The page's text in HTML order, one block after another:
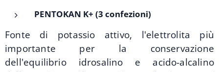
PENTOKAN K+ (3 confezioni)
Fonte di potassio attivo, l'elettrolita più
importante per la conservazione
dell'equilibrio idrosalino e acido-alcalino